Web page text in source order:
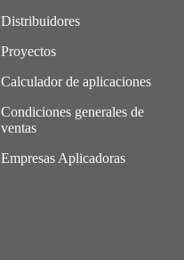
Distribuidores
Proyectos
Calculador de aplicaciones
Condiciones generales de
ventas
Empresas Aplicadoras